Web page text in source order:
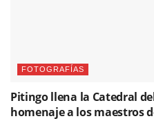
FOTOGRAFÍAS
Pitingo llena la Catedral
homenaje a los maestros